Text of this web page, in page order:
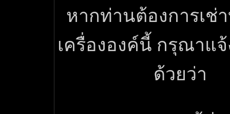
หากท่านต้องการเช่
เครื่ององค์นี้ กรุณาแ
ด้วยว่า